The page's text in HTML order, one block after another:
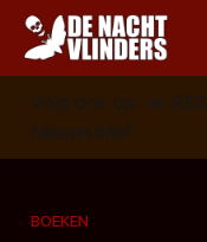
Volg ons op: 📣 RSS
Nieuwsbrief
BOEKEN